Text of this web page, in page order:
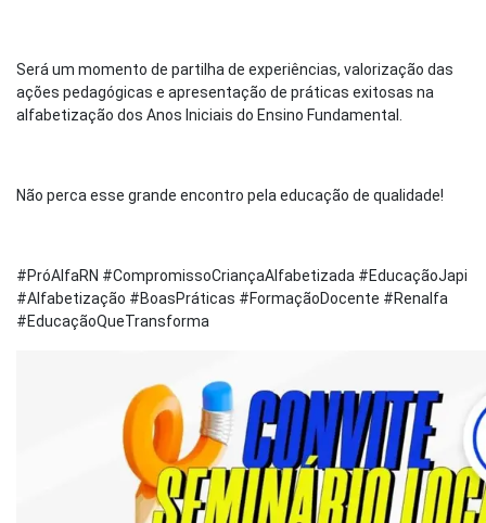
Será um momento de partilha de experiências, valorização das
ações pedagógicas e apresentação de práticas exitosas na
alfabetização dos Anos Iniciais do Ensino Fundamental.
Não perca esse grande encontro pela educação de qualidade!
#PróAlfaRN #CompromissoCriançaAlfabetizada #EducaçãoJapi
#Alfabetização #BoasPráticas #FormaçãoDocente #Renalfa
#EducaçãoQueTransforma